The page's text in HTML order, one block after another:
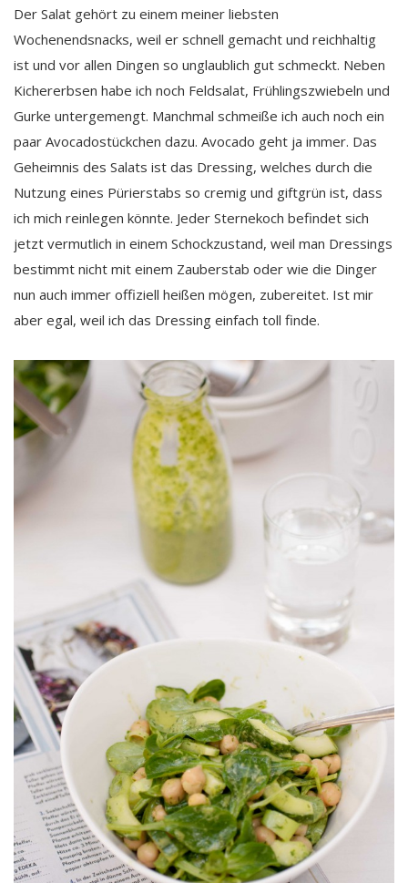
Der Salat gehört zu einem meiner liebsten
Wochenendsnacks, weil er schnell gemacht und reichhaltig
ist und vor allen Dingen so unglaublich gut schmeckt. Neben
Kichererbsen habe ich noch Feldsalat, Frühlingszwiebeln und
Gurke untergemengt. Manchmal schmeiße ich auch noch ein
paar Avocadostückchen dazu. Avocado geht ja immer. Das
Geheimnis des Salats ist das Dressing, welches durch die
Nutzung eines Pürierstabs so cremig und giftgrün ist, dass
ich mich reinlegen könnte. Jeder Sternekoch befindet sich
jetzt vermutlich in einem Schockzustand, weil man Dressings
bestimmt nicht mit einem Zauberstab oder wie die Dinger
nun auch immer offiziell heißen mögen, zubereitet. Ist mir
aber egal, weil ich das Dressing einfach toll finde.